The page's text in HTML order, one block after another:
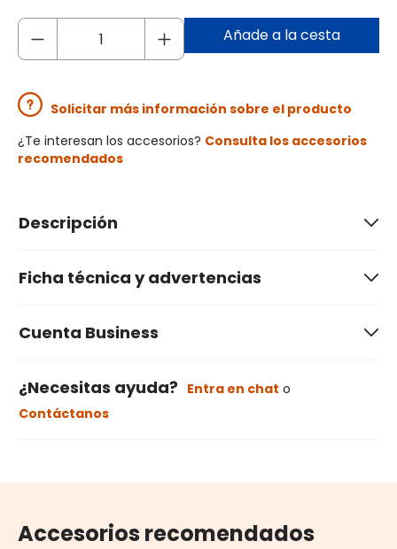
Añade a la cesta
Solicitar más información sobre el producto
¿Te interesan los accesorios? Consulta los accesorios
recomendados
Descripción
Ficha técnica y advertencias
Cuenta Business
¿Necesitas ayuda? Entra en chat o
Contáctanos
Accesorios recomendados